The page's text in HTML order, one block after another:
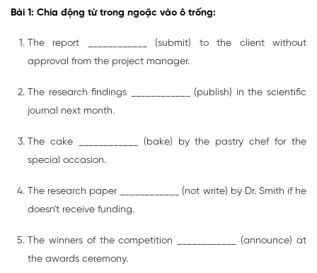
Bài 1: Chia động từ trong ngoặc vào ô trống:
The report ____________ (submit) to the client without
approval from the project manager.
The research findings ____________ (publish) in the scientific
journal next month.
The cake ____________ (bake) by the pastry chef for the
special occasion.
The research paper ____________ (not write) by Dr. Smith if he
doesn't receive funding.
The winners of the competition ____________ (announce) at
the awards ceremony.